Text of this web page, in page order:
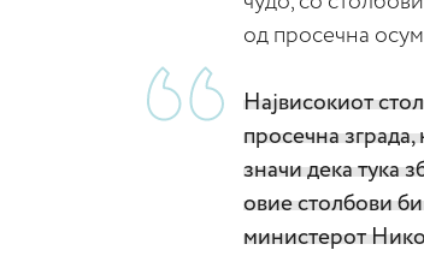
од просечна
Највисокиот
просечна
значи дека тука
овие столбови
министерот